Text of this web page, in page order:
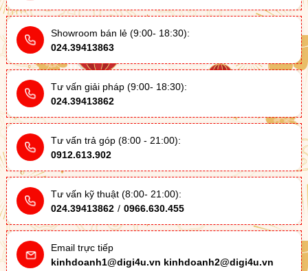
Showroom bán lẻ (9:00- 18:30):
024.39413863
Tư vấn giải pháp (9:00- 18:30):
024.39413862
Tư vấn trả góp (8:00 - 21:00):
0912.613.902
Tư vấn kỹ thuật (8:00- 21:00):
024.39413862 / 0966.630.455
Email trực tiếp
kinhdoanh1@digi4u.vn kinhdoanh2@digi4u.vn